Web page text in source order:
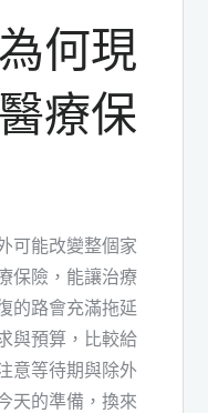
何現
療保
可能改變整個家
保險​，能讓治療
的路會充滿拖延
與預算，比較給
意等待期與除外
天的準備，換來